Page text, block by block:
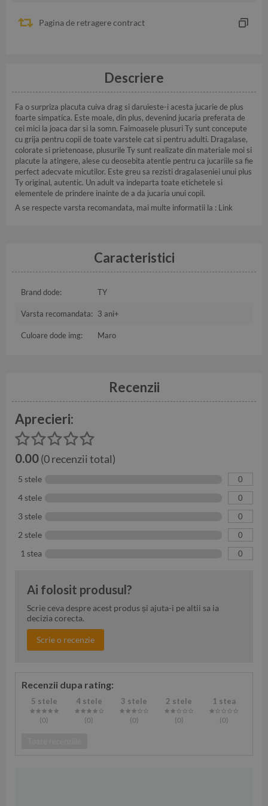
Pagina de retragere contract
Descriere
Fa o surpriza placuta cuiva drag si daruieste-i acesta jucarie de plus
foarte simpatica. Este moale, din plus, devenind jucaria preferata de
cei mici la joaca dar si la somn. Faimoasele plusuri Ty sunt concepute
cu grija pentru copii de toate varstele cat si pentru adulti. Dragalase,
colorate si prietenoase, plusurile Ty sunt realizate din materiale moi si
placute la atingere, alese cu deosebita atentie pentru ca jucariile sa fie
perfect adecvate micutilor. Este greu sa rezisti dragalaseniei unui plus
Ty original, autentic. Un adult va indeparta toate etichetele si
elementele de prindere inainte de a da jucaria unui copil.
A se respecte varsta recomandata, mai multe informatii la : Link
Caracteristici
Brand dode: TY
Varsta recomandata: 3 ani+
Culoare dode img: Maro
Recenzii
Aprecieri:
0.00(0 recenzii total)
5 stele 0
4 stele 0
3 stele 0
2 stele 0
1 stea 0
Ai folosit produsul?
Scrie ceva despre acest produs și ajuta-i pe altii sa ia
decizia corecta.
Scrie o recenzie
Recenzii dupa rating:
5 stele
(0)
4 stele
(0)
3 stele
(0)
2 stele
(0)
1 stea
(0)